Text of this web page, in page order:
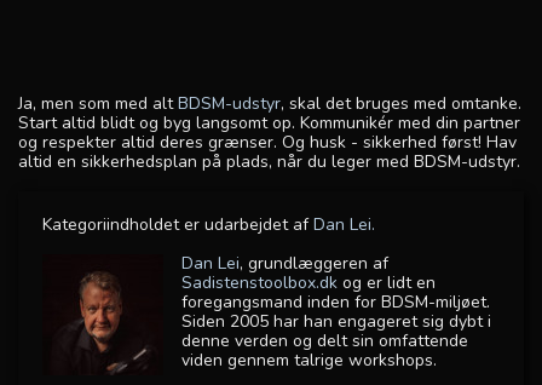
Ja, men som med altBDSM-udstyr, skal det bruges med omtanke.
Start altid blidt og byg langsomt op. Kommunikér med din partner
og respekter altid deres grænser. Og husk - sikkerhed først! Hav
altid en sikkerhedsplan på plads, når du leger med BDSM-udstyr.
Kategoriindholdet er udarbejdet afDan Lei.
Dan Lei, grundlæggeren af
Sadistenstoolbox.dk og er lidt en
foregangsmand inden for BDSM-miljøet.
Siden 2005 har han engageret sig dybt i
denne verden og delt sin omfattende
viden gennem talrige workshops.